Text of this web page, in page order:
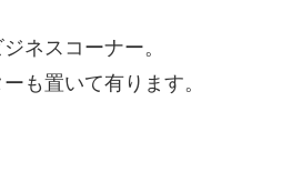
ネスコーナー。
も置いて有ります。